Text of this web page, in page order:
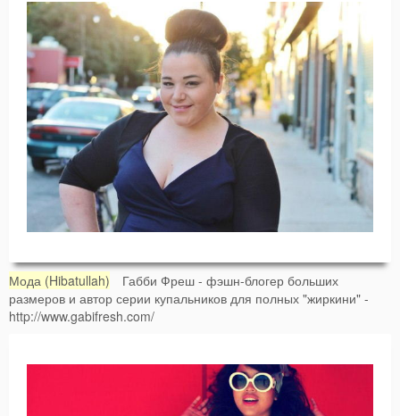
Мода (Hibatullah) Габби Фреш - фэшн-блогер больших
размеров и автор серии купальников для полных "жиркини" -
http://www.gabifresh.com/